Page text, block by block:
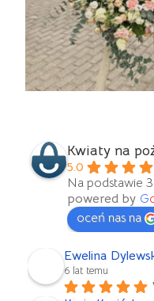
Kwiaty na
5.0
Na podstawie
powered by G
oceń nas na
Ewelina
6 lat temu